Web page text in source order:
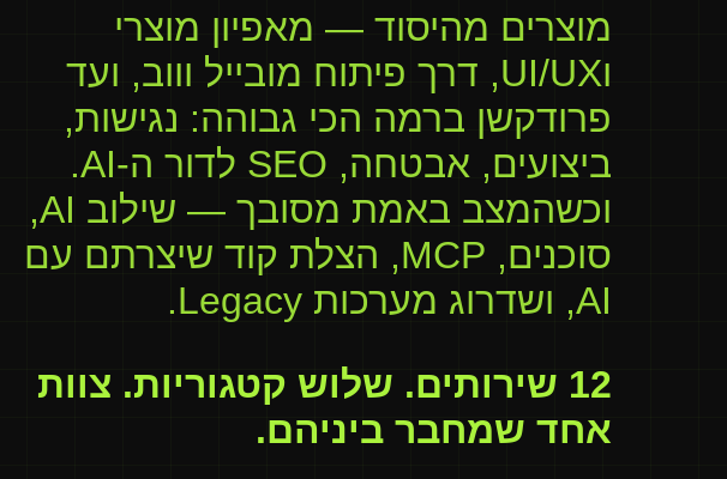
מוצרים מהיסוד — מאפיון מוצרי
וUI/UX, דרך פיתוח מובייל וווב, ועד
פרודקשן ברמה הכי גבוהה: נגישות,
ביצועים, אבטחה, SEO לדור ה-AI.
וכשהמצב באמת מסובך — שילוב AI,
סוכנים, MCP, הצלת קוד שיצרתם עם
AI, ושדרוג מערכות Legacy.
12 שירותים. שלוש קטגוריות. צוות
אחד שמחבר ביניהם.